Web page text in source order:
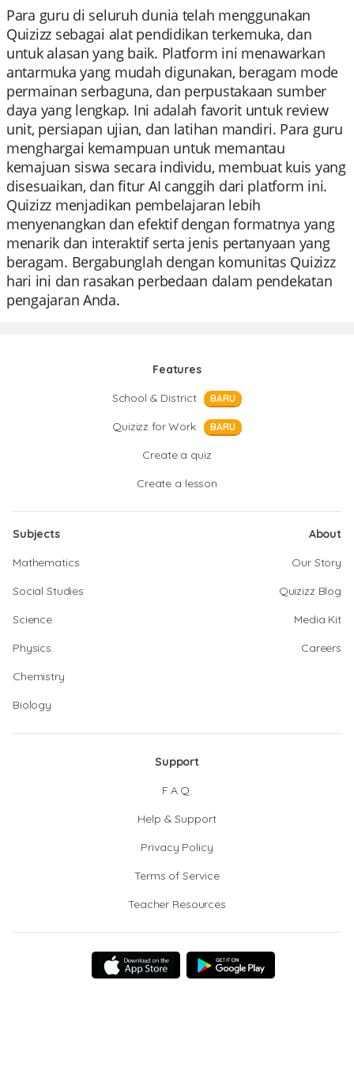
Para guru di seluruh dunia telah menggunakan
Quizizz sebagai alat pendidikan terkemuka, dan
untuk alasan yang baik. Platform ini menawarkan
antarmuka yang mudah digunakan, beragam mode
permainan serbaguna, dan perpustakaan sumber
daya yang lengkap. Ini adalah favorit untuk review
unit, persiapan ujian, dan latihan mandiri. Para guru
menghargai kemampuan untuk memantau
kemajuan siswa secara individu, membuat kuis yang
disesuaikan, dan fitur AI canggih dari platform ini.
Quizizz menjadikan pembelajaran lebih
menyenangkan dan efektif dengan formatnya yang
menarik dan interaktif serta jenis pertanyaan yang
beragam. Bergabunglah dengan komunitas Quizizz
hari ini dan rasakan perbedaan dalam pendekatan
pengajaran Anda.
Features
School & District
BARU
Quizizz for Work BARU
Create a quiz
Create a lesson
Subjects
Mathematics
Social Studies
Science
Physics
Chemistry
Biology
About
Our Story
Quizizz Blog
Media Kit
Careers
Support
F.A.Q.
Help & Support
Privacy Policy
Terms of Service
Teacher Resources